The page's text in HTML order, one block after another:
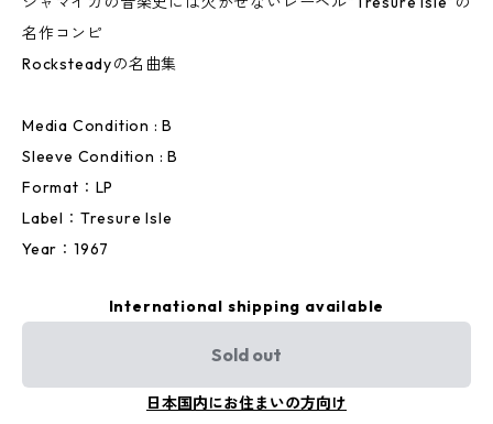
名作コンピ
Rocksteadyの名曲集
Media Condition : B
Sleeve Condition : B
Format：LP
Label：Tresure Isle
Year：1967
International shipping available
Sold out
日本国内にお住まいの方向け